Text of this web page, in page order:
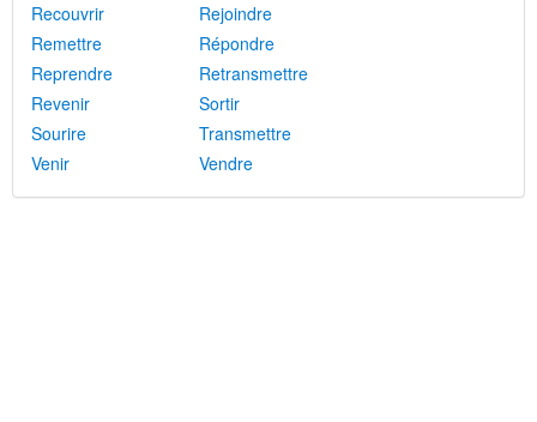
Recouvrir
Rejoindre
Remettre
Répondre
Reprendre
Retransmettre
Revenir
Sortir
Sourire
Transmettre
Venir
Vendre